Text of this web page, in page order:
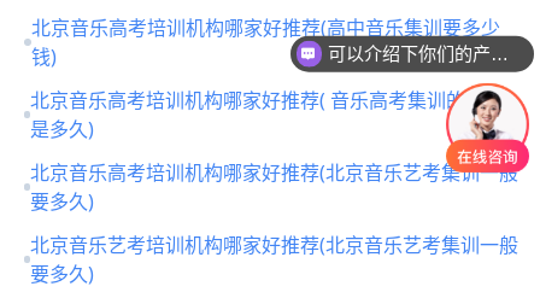
北京音乐高考培训机构哪家好推荐(高中音乐集训要多少
钱)
北京音乐高考培训机构哪家好推荐( 音乐高考集训的时间
是多久)
北京音乐高考培训机构哪家好推荐(北京音乐艺考集训一般
要多久)
北京音乐艺考培训机构哪家好推荐(北京音乐艺考集训一般
要多久)
可以介绍下你们的产品么